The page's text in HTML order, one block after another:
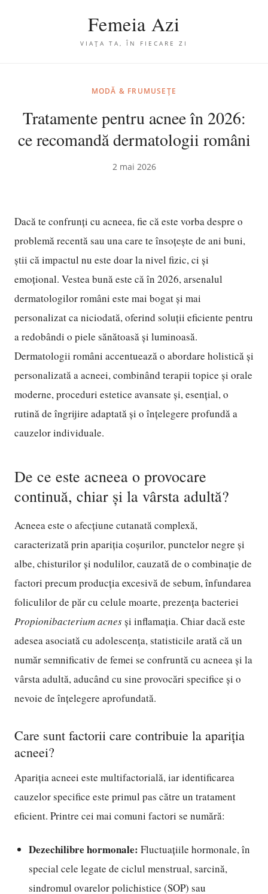
Femeia Azi
VIAȚA TA, ÎN FIECARE ZI
MODĂ & FRUMUSEȚE
Tratamente pentru acnee în 2026:
ce recomandă dermatologii români
2 mai 2026
Dacă te confrunți cu acneea, fie că este vorba despre o
problemă recentă sau una care te însoțește de ani buni,
știi că impactul nu este doar la nivel fizic, ci și
emoțional. Vestea bună este că în 2026, arsenalul
dermatologilor români este mai bogat și mai
personalizat ca niciodată, oferind soluții eficiente pentru
a redobândi o piele sănătoasă și luminoasă.
Dermatologii români accentuează o abordare holistică și
personalizată a acneei, combinând terapii topice și orale
moderne, proceduri estetice avansate și, esențial, o
rutină de îngrijire adaptată și o înțelegere profundă a
cauzelor individuale.
De ce este acneea o provocare
continuă, chiar și la vârsta adultă?
Acneea este o afecțiune cutanată complexă,
caracterizată prin apariția coșurilor, punctelor negre și
albe, chisturilor și nodulilor, cauzată de o combinație de
factori precum producția excesivă de sebum, înfundarea
foliculilor de păr cu celule moarte, prezența bacteriei
Propionibacterium acnesși inflamația. Chiar dacă este
adesea asociată cu adolescența, statisticile arată că un
număr semnificativ de femei se confruntă cu acneea și la
vârsta adultă, aducând cu sine provocări specifice și o
nevoie de înțelegere aprofundată.
Care sunt factorii care contribuie la apariția
acneei?
Apariția acneei este multifactorială, iar identificarea
cauzelor specifice este primul pas către un tratament
eficient. Printre cei mai comuni factori se numără:
Dezechilibre hormonale: Fluctuațiile hormonale, în
special cele legate de ciclul menstrual, sarcină,
sindromul ovarelor polichistice (SOP) sau